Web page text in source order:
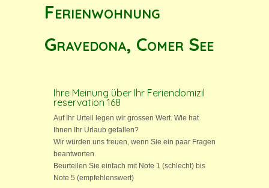
Ferienwohnung
Gravedona, Comer See
Ihre Meinung über Ihr Feriendomizil
reservation 168
Auf Ihr Urteil legen wir grossen Wert. Wie hat
Ihnen Ihr Urlaub gefallen?
Wir würden uns freuen, wenn Sie ein paar Fragen
beantworten.
Beurteilen Sie einfach mit Note 1 (schlecht) bis
Note 5 (empfehlenswert)